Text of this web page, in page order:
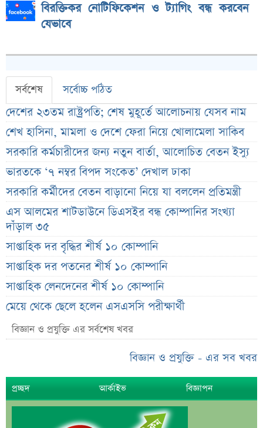
বিরক্তিকর নোটিফিকেশন ও ট্যাগিং বন্ধ করবেন
যেভাবে
সর্বশেষ সর্বোচ্চ পঠিত
দেশের ২৩তম রাষ্ট্রপতি; শেষ মুহূর্তে আলোচনায় যেসব নাম
শেখ হাসিনা, মামলা ও দেশে ফেরা নিয়ে খোলামেলা সাকিব
সরকারি কর্মচারীদের জন্য নতুন বার্তা, আলোচিত বেতন ইস্যু
ভারতকে ‘৭ নম্বর বিপদ সংকেত’ দেখাল ঢাকা
সরকারি কর্মীদের বেতন বাড়ানো নিয়ে যা বললেন প্রতিমন্ত্রী
এস আলমের শাটডাউনে ডিএসইর বন্ধ কোম্পানির সংখ্যা
দাঁড়াল ৩৫
সাপ্তাহিক দর বৃদ্ধির শীর্ষ ১০ কোম্পানি
সাপ্তাহিক দর পতনের শীর্ষ ১০ কোম্পানি
সাপ্তাহিক লেনদেনের শীর্ষ ১০ কোম্পানি
মেয়ে থেকে ছেলে হলেন এসএসসি পরীক্ষার্থী
বিয়ের আগেই গর্ভবতী, মেয়েকে নদীতে ডুবিয়ে হত্যা বাবার
তাপমাত্রা নিয়ে নতুন পূর্বাভাস দিল আবহাওয়া অফিস
সহপাঠীদের ব্যক্তিগত ছবি বিদেশে পাঠানোর অভিযোগে উত্তাল
ইবি
ড. ইউনূস বনাম তারেক রহমান—তুলনায় যা বললেন কাদের
বিজ্ঞান ও প্রযুক্তি এর সর্বশেষ খবর
বিজ্ঞান ও প্রযুক্তি - এর সব খবর
প্রচ্ছদ আর্কাইভ বিজ্ঞাপন